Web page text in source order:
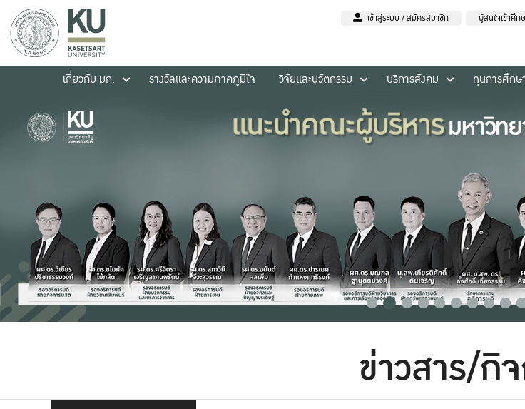
เข้าสู่ระบบ / สมัครสมาชิก ผู้สนใจเข้าศึก
เกี่ยวกับ มก.
รางวัลและความภาคภูมิใจ วิจัยและนวัตกรรม บริการสังคม ทุนการศึกษ
ข่าวสาร/กิ